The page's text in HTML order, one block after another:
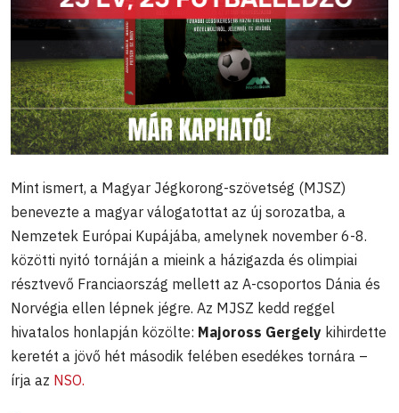
Mint ismert, a Magyar Jégkorong-szövetség (MJSZ)
benevezte a magyar válogatottat az új sorozatba, a
Nemzetek Európai Kupájába, amelynek november 6-8.
közötti nyitó tornáján a mieink a házigazda és olimpiai
résztvevő Franciaország mellett az A-csoportos Dánia és
Norvégia ellen lépnek jégre. Az MJSZ kedd reggel
hivatalos honlapján közölte: Majoross Gergely kihirdette
keretét a jövő hét második felében esedékes tornára –
írja az NSO.